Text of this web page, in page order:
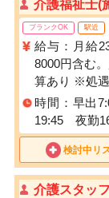
介護福祉士(
ブランクOK 駅近
給与：月給
8000円含む
算あり ※処
時間：早出
19:45 夜勤
検討中リ
介護スタッ